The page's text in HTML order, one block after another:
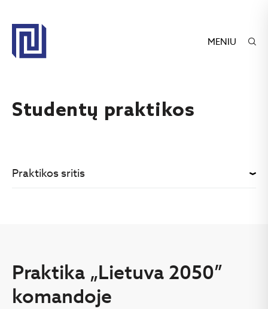
MENIU
Studentų praktikos
Praktikos sritis
Praktika „Lietuva 2050”
komandoje